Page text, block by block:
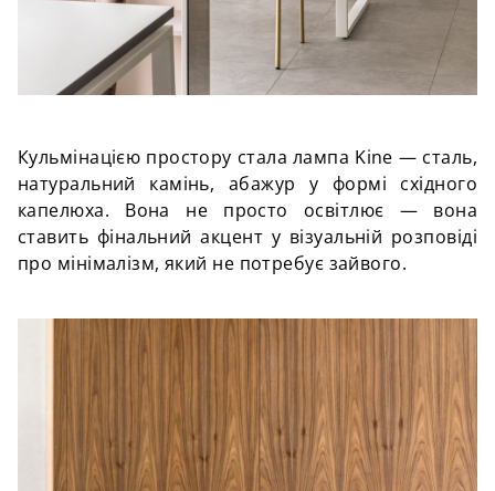
Кульмінацією простору стала лампа Kine — сталь,
натуральний камінь, абажур у формі східного
капелюха. Вона не просто освітлює — вона
ставить фінальний акцент у візуальній розповіді
про мінімалізм, який не потребує зайвого.